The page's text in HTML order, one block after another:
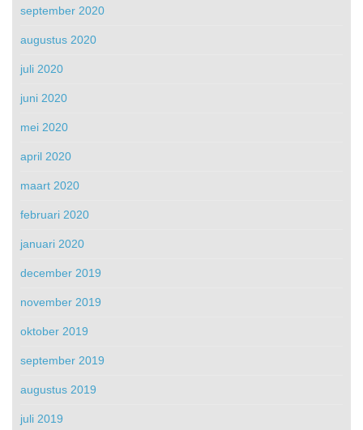
september 2020
augustus 2020
juli 2020
juni 2020
mei 2020
april 2020
maart 2020
februari 2020
januari 2020
december 2019
november 2019
oktober 2019
september 2019
augustus 2019
juli 2019